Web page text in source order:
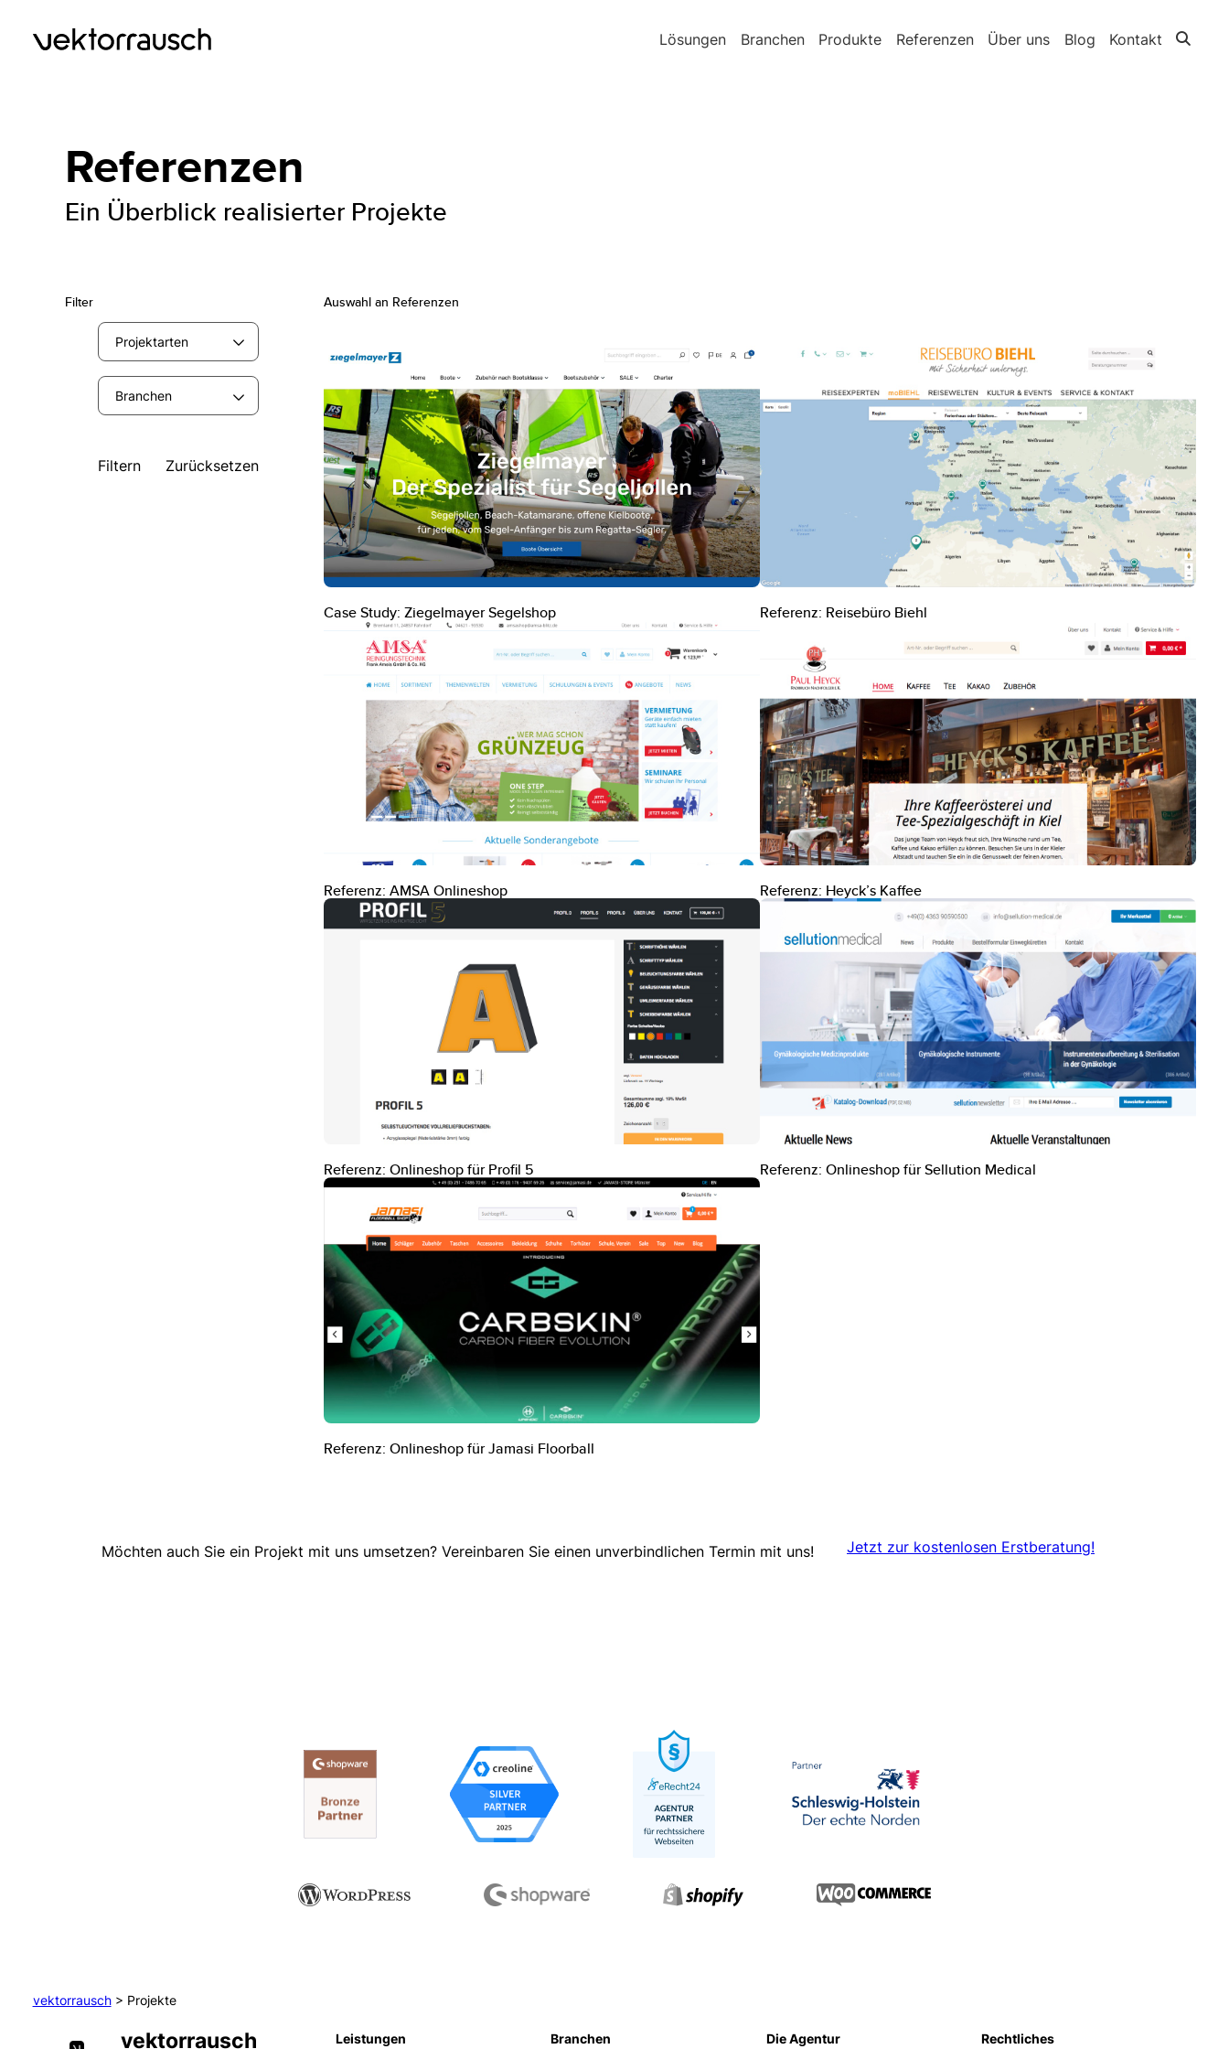
Inhalt
springen
Lösungen Branchen Produkte Referenzen Über uns Blog Kontakt
Referenzen
Ein Überblick realisierter Projekte
Filter
Projektarten
Branchen
Filtern Zurücksetzen
Auswahl an Referenzen
Case Study: Ziegelmayer Segelshop Referenz: Reisebüro Biehl
Referenz: AMSA Onlineshop Referenz: Heyck’s Kaffee
Referenz: Onlineshop für Profil 5 Referenz: Onlineshop für Sellution Medical
Referenz: Onlineshop für Jamasi Floorball
Möchten auch Sie ein Projekt mit uns umsetzen? Vereinbaren Sie einen unverbindlichen Termin mit uns! Jetzt zur kostenlosen Erstberatung!
vektorrausch> Projekte
vektorrausch Leistungen Branchen Die Agentur Rechtliches